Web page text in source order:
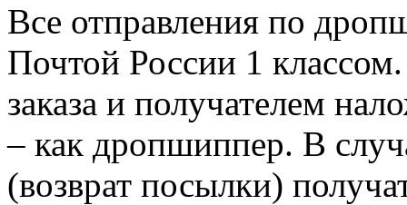
Все отправления по
Почтой России 1
заказа и получателем
– как дропшиппер. В
(возврат посылки)